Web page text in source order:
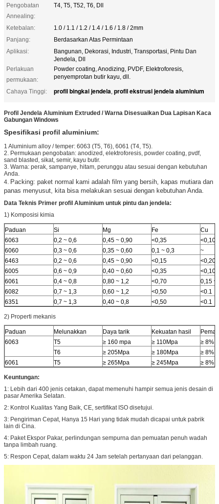
Pengobatan
Annealing:
T4, T5, T52, T6, Dll
Ketebalan:
1.0 / 1.1 / 1.2 / 1.4 / 1.6 / 1.8 / 2mm
Panjang:
Berdasarkan Atas Permintaan
Aplikasi:
Bangunan, Dekorasi, Industri, Transportasi, Pintu Dan
Jendela, Dll
Perlakuan
permukaan:
Powder coating, Anodizing, PVDF, Elektroforesis,
penyemprotan butir kayu, dll.
Cahaya Tinggi: profil bingkai jendela, profil ekstrusi jendela aluminium
Profil Jendela Aluminium Extruded / Warna Disesuaikan Dua Lapisan Kaca
Gabungan Windows
Spesifikasi profil aluminium:
1 Aluminium alloy / temper: 6063 (T5, T6), 6061 (T4, T5).
2. Permukaan pengobatan: anodized, elektroforesis, powder coating, pvdf,
sand blasted, sikat, semir, kayu butir.
3. Warna: perak, sampanye, hitam, perunggu atau sesuai dengan kebutuhan
Anda.
4. Packing: paket normal kami adalah film yang bersih, kapas mutiara dan
panas menyusut, kita bisa melakukan sesuai dengan kebutuhan Anda.
Data Teknis Primer profil Aluminium untuk pintu dan jendela:
1) Komposisi kimia
Paduan Si Mg Fe
Cu
6063
0,2 ~ 0,6 0,45 ~ 0,90 <0,35
<0,10
6060
0,3 ~ 0,6 0,35 ~ 0,60 0,1 ~ 0,3
~
6463
0,2 ~ 0,6 0,45 ~ 0,90 <0,15
<0,20
6005
0,6 ~ 0,9 0,40 ~ 0,60 <0,35
<0,10
6061
0,4 ~ 0,8 0,80 ~ 1,2 <0,70
0,15 ~
6082
0,7 ~ 1,3 0,60 ~ 1,2 <0,50
<0.1
6351
0,7 ~ 1,3 0,40 ~ 0,8 <0,50 <0.1
2) Properti mekanis
Paduan Melunakkan Daya tarik Kekuatan hasil
6063
T5 ≥ 160 mpa ≥ 110Mpa
≥ 8%
T6
≥ 205Mpa ≥ 180Mpa
≥ 8%
6061
T5 ≥ 265Mpa ≥ 245Mpa ≥ 8%
Keuntungan:
1: Lebih dari 400 jenis cetakan, dapat memenuhi hampir semua jenis desain di
pasar Amerika Selatan.
2: Kontrol Kualitas Yang Baik, CE, sertifikat ISO disetujui.
3: Pengiriman Cepat, Hanya 15 Hari yang tidak mudah dicapai untuk pabrik
lain di Cina.
4: Paket Ekspor Pakar, perlindungan sempurna dan pemuatan penuh wadah
tanpa limbah ruang.
5: Respon Cepat, dalam waktu 24 Jam setelah pertanyaan dari pelanggan.